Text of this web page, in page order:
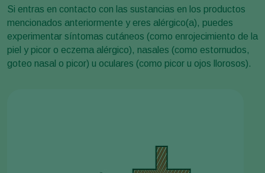
Si entras en contacto con las sustancias en los productos
mencionados anteriormente y eres alérgico(a), puedes
experimentar síntomas cutáneos (como enrojecimiento de la
piel y picor o eczema alérgico), nasales (como estornudos,
goteo nasal o picor) u oculares (como picor u ojos llorosos).